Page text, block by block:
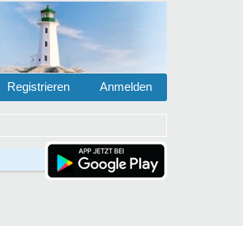
Anmelden
Registrieren